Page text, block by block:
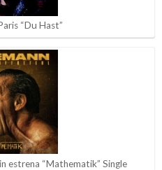
“Du Hast”
estrena “Mathematik” Single